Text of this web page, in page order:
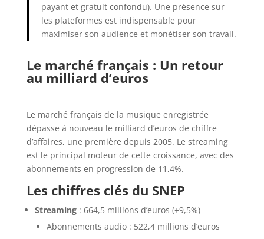
payant et gratuit confondu). Une présence sur
les plateformes est indispensable pour
maximiser son audience et monétiser son travail.
Le marché français : Un retour
au milliard d’euros
Le marché français de la musique enregistrée
dépasse à nouveau le milliard d’euros de chiffre
d’affaires, une première depuis 2005. Le streaming
est le principal moteur de cette croissance, avec des
abonnements en progression de 11,4%.
Les chiffres clés du SNEP
Streaming: 664,5 millions d’euros (+9,5%)
Abonnements audio : 522,4 millions d’euros